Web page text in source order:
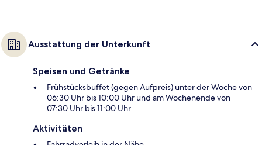
Ausstattung der Unterkunft
Speisen und Getränke
Frühstücksbuffet (gegen Aufpreis) unter der Woche von
06:30 Uhr bis 10:00 Uhr und am Wochenende von
07:30 Uhr bis 11:00 Uhr
Aktivitäten